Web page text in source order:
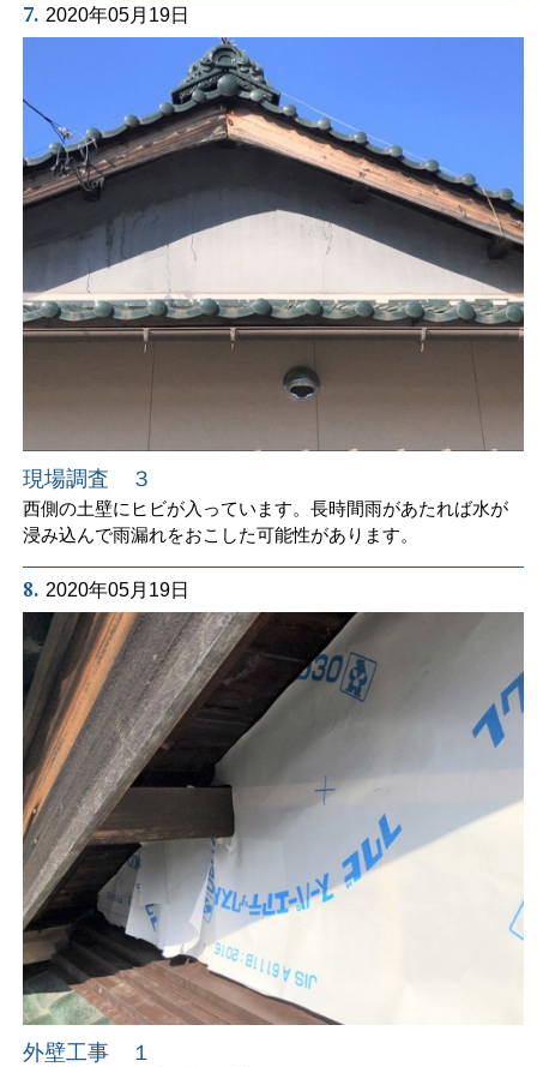
7. 2020年05月19日
現場調査 ３
西側の土壁にヒビが入っています。長時間雨があたれば水が
浸み込んで雨漏れをおこした可能性があります。
8. 2020年05月19日
外壁工事 １